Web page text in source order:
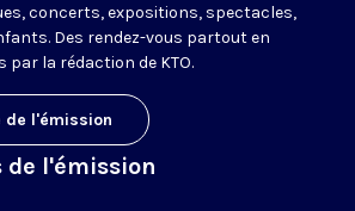
concerts, expositions, spectacles,
Des rendez-vous partout en
par la rédaction de KTO.
de l'émission
de l'émission